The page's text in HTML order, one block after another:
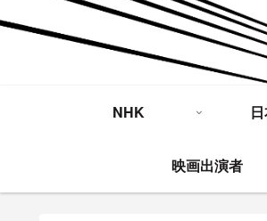
NHK
映画出演者